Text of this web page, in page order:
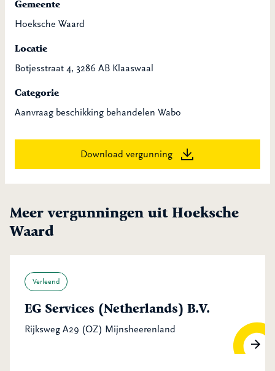
Gemeente
Hoeksche Waard
Locatie
Botjesstraat 4, 3286 AB Klaaswaal
Categorie
Aanvraag beschikking behandelen Wabo
Download vergunning
Meer vergunningen uit Hoeksche
Waard
Verleend
EG Services (Netherlands) B.V.
Rijksweg A29 (OZ) Mijnsheerenland